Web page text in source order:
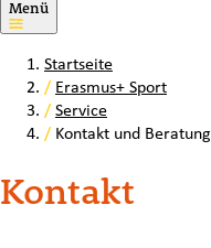
Menü
Startseite
/ Erasmus+ Sport
/Service
/ Kontakt und Beratung
Kontakt